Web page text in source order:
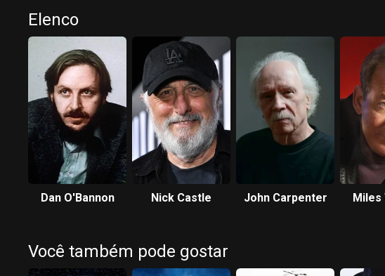
Elenco
Dan O'Bannon Nick Castle John Carpenter Miles
Você também pode gostar